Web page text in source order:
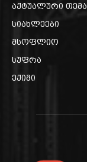
აქტუალური თემა
სიახლეები
მსოფლიო
სუფრა
ექიმი